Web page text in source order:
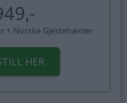
+ Norske Gjestehavner
HER